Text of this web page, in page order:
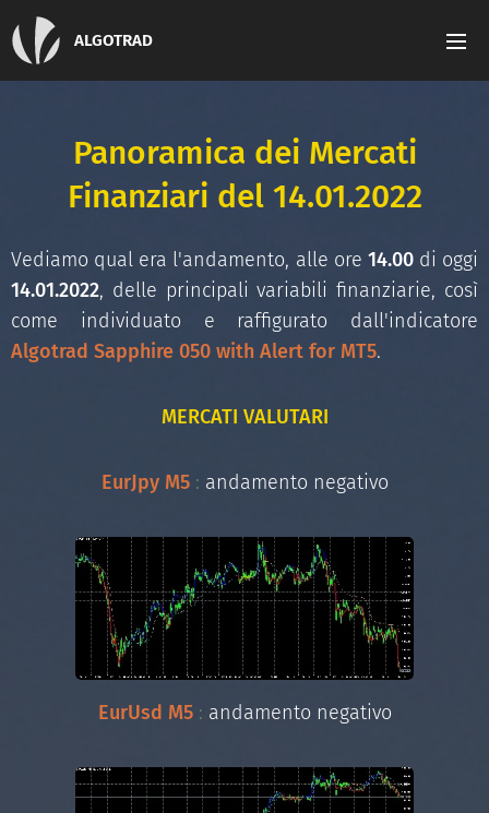
ALGOTRAD
Panoramica dei Mercati
Finanziari del 14.01.2022
Vediamo qual era l'andamento, alle ore 14.00di oggi
14.01.2022, delle principali variabili finanziarie, così
come individuato e raffigurato dall'indicatore
Algotrad Sapphire 050 with Alert for MT5.
MERCATI VALUTARI
EurJpy M5 : andamento negativo
EurUsd M5 : andamento negativo